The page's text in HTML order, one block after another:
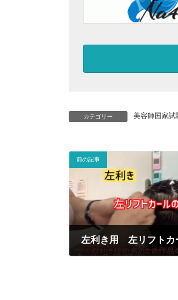
カテゴリー 美容師国家試
前の記事
左利き用 左リフトカ